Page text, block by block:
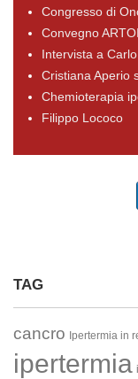
Congresso di
Convegno
Intervista a
Cristiana Aperio
Chemioterapia
Filippo Lococo
TAG
cancro Ipertermia in
ipertermia